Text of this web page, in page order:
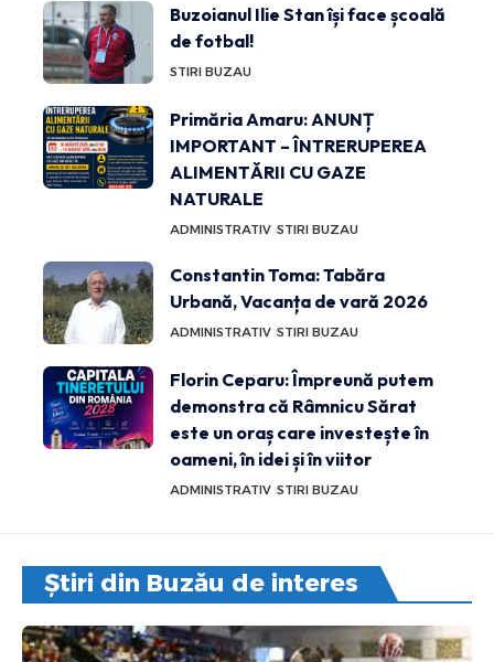
Buzoianul Ilie Stan își face școală
de fotbal!
STIRI BUZAU
Primăria Amaru: ANUNȚ
IMPORTANT – ÎNTRERUPEREA
ALIMENTĂRII CU GAZE
NATURALE
ADMINISTRATIV STIRI BUZAU
Constantin Toma: Tabăra
Urbană, Vacanța de vară 2026
ADMINISTRATIV STIRI BUZAU
Florin Ceparu: Împreună putem
demonstra că Râmnicu Sărat
este un oraș care investește în
oameni, în idei și în viitor
ADMINISTRATIV STIRI BUZAU
Știri din Buzău de interes